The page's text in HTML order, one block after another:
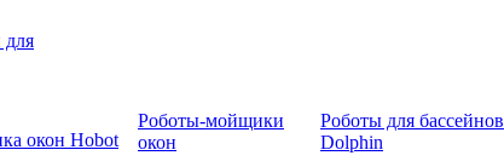
для
окон Hobot
Роботы-мойщики
окон
Роботы для бассейнов
Dolphin